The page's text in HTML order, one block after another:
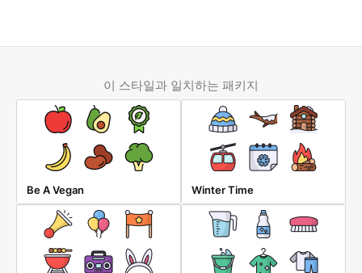
이 스타일과 일치하는 패키지
Be A Vegan Winter Time